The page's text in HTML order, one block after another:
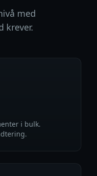
med
krever.
i bulk.